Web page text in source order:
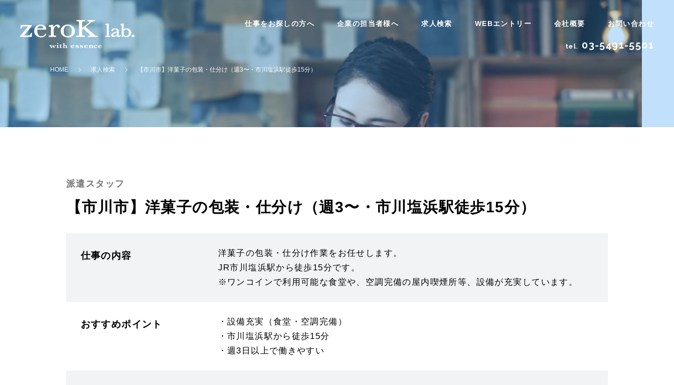
仕事をお探しの方へ 企業の担当者様へ 求人検索 WEBエントリー 会社概要 お問い合わせ
tel. 03-5491-5501
HOME 求人検索 【市川市】洋菓子の包装・仕分け（週3〜・市川塩浜駅徒歩15分）
派遣スタッフ
【市川市】洋菓子の包装・仕分け（週3〜・市川塩浜駅徒歩15分）
仕事の内容
洋菓子の包装・仕分け作業をお任せします。
JR市川塩浜駅から徒歩15分です。
※ワンコインで利用可能な食堂や、空調完備の屋内喫煙所等、設備が充実しています。
おすすめポイント
・設備充実（食堂・空調完備）
・市川塩浜駅から徒歩15分
・週3日以上で働きやすい